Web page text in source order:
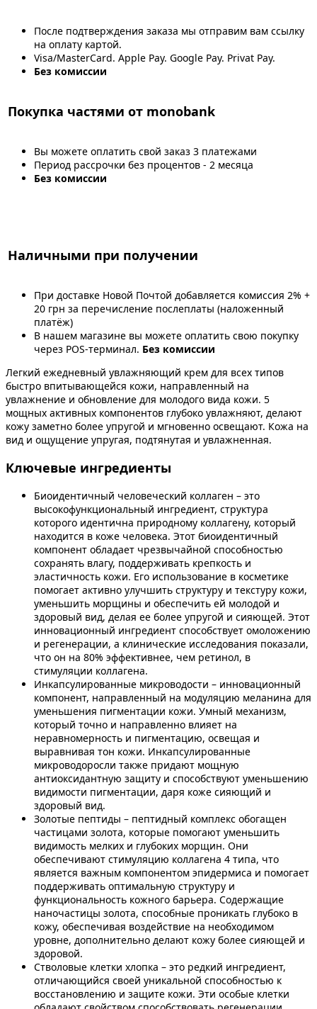
После подтверждения заказа мы отправим вам ссылку
на оплату картой.
Visa/MasterCard. Apple Pay. Google Pay. Privat Pay.
Без комиссии
Покупка частями от monobank
Вы можете оплатить свой заказ 3 платежами
Период рассрочки без процентов - 2 месяца
Без комиссии
Наличными при получении
При доставке Новой Почтой добавляется комиссия 2% +
20 грн за перечисление послеплаты (наложенный
платёж)
В нашем магазине вы можете оплатить свою покупку
через POS-терминал. Без комиссии
Легкий ежедневный увлажняющий крем для всех типов
быстро впитывающейся кожи, направленный на
увлажнение и обновление для молодого вида кожи. 5
мощных активных компонентов глубоко увлажняют, делают
кожу заметно более упругой и мгновенно освещают. Кожа на
вид и ощущение упругая, подтянутая и увлажненная.
Ключевые ингредиенты
Биоидентичный человеческий коллаген – это
высокофункциональный ингредиент, структура
которого идентична природному коллагену, который
находится в коже человека. Этот биоидентичный
компонент обладает чрезвычайной способностью
сохранять влагу, поддерживать крепкость и
эластичность кожи. Его использование в косметике
помогает активно улучшить структуру и текстуру кожи,
уменьшить морщины и обеспечить ей молодой и
здоровый вид, делая ее более упругой и сияющей. Этот
инновационный ингредиент способствует омоложению
и регенерации, а клинические исследования показали,
что он на 80% эффективнее, чем ретинол, в
стимуляции коллагена.
Инкапсулированные микроводости – инновационный
компонент, направленный на модуляцию меланина для
уменьшения пигментации кожи. Умный механизм,
который точно и направленно влияет на
неравномерность и пигментацию, освещая и
выравнивая тон кожи. Инкапсулированные
микроводоросли также придают мощную
антиоксидантную защиту и способствуют уменьшению
видимости пигментации, даря коже сияющий и
здоровый вид.
Золотые пептиды – пептидный комплекс обогащен
частицами золота, которые помогают уменьшить
видимость мелких и глубоких морщин. Они
обеспечивают стимуляцию коллагена 4 типа, что
является важным компонентом эпидермиса и помогает
поддерживать оптимальную структуру и
функциональность кожного барьера. Содержащие
наночастицы золота, способные проникать глубоко в
кожу, обеспечивая воздействие на необходимом
уровне, дополнительно делают кожу более сияющей и
здоровой.
Стволовые клетки хлопка – это редкий ингредиент,
отличающийся своей уникальной способностью к
восстановлению и защите кожи. Эти особые клетки